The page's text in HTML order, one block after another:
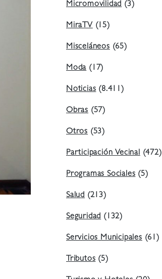
Micromovilidad(3)
MiraTV(15)
Misceláneos(65)
Moda(17)
Noticias(8.411)
Obras (57)
Otros (53)
Participación Vecinal(472)
Programas Sociales(5)
Salud (213)
Seguridad(132)
Servicios Municipales(61)
Tributos(5)